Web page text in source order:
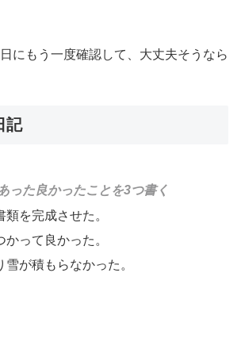
にもう一度確認して、大丈夫そうなら
記
った良かったことを3つ書く
類を完成させた。
かって良かった。
雪が積もらなかった。